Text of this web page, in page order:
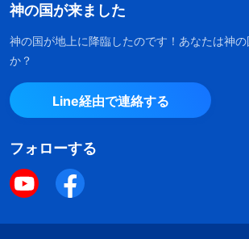
神の国が来ました
神の国が地上に降臨したのです！あなたは神
か？
Line経由で連絡する
フォローする